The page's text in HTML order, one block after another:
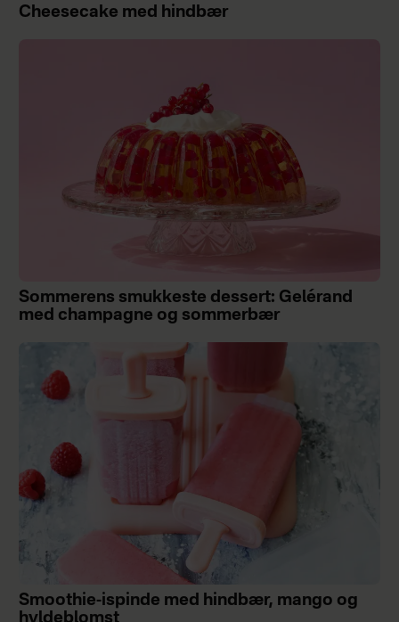
Cheesecake med hindbær
Sommerens smukkeste dessert: Gelérand
med champagne og sommerbær
Smoothie-ispinde med hindbær, mango og
hyldeblomst